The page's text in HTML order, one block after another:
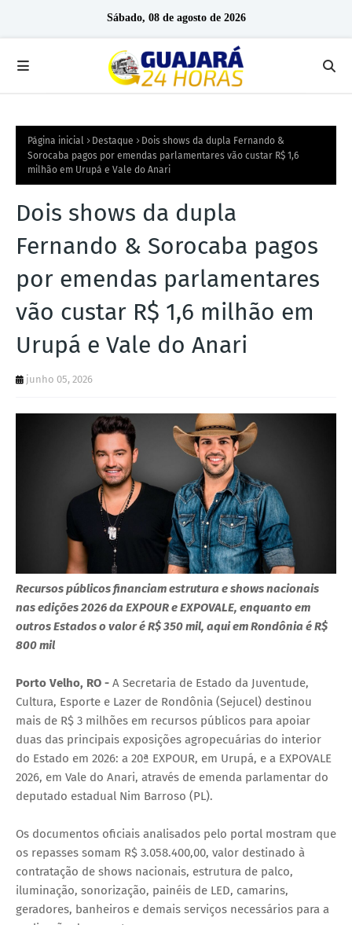
Sábado, 08 de agosto de 2026
Página inicial Destaque
Dois shows da dupla Fernando &
Sorocaba pagos por emendas parlamentares vão custar R$ 1,6
milhão em Urupá e Vale do Anari
Dois shows da dupla
Fernando & Sorocaba pagos
por emendas parlamentares
vão custar R$ 1,6 milhão em
Urupá e Vale do Anari
junho 05, 2026
Recursos públicos financiam estrutura e shows nacionais
nas edições 2026 da EXPOUR e EXPOVALE, enquanto em
outros Estados o valor é R$ 350 mil, aqui em Rondônia é R$
800 mil
Porto Velho, RO - A Secretaria de Estado da Juventude,
Cultura, Esporte e Lazer de Rondônia (Sejucel) destinou
mais de R$ 3 milhões em recursos públicos para apoiar
duas das principais exposições agropecuárias do interior
do Estado em 2026: a 20ª EXPOUR, em Urupá, e a EXPOVALE
2026, em Vale do Anari, através de emenda parlamentar do
deputado estadual Nim Barroso (PL).
Os documentos oficiais analisados pelo portal mostram que
os repasses somam R$ 3.058.400,00, valor destinado à
contratação de shows nacionais, estrutura de palco,
iluminação, sonorização, painéis de LED, camarins,
geradores, banheiros e demais serviços necessários para a